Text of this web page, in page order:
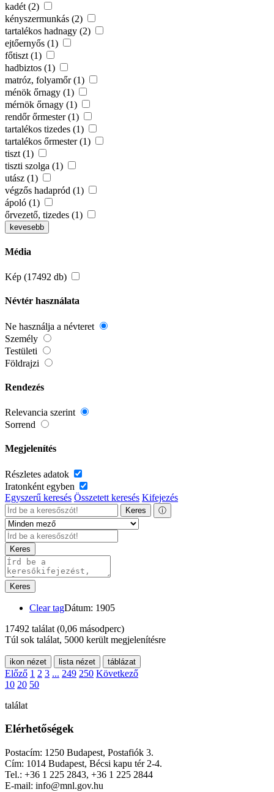
kadét (2)
kényszermunkás (2)
tartalékos hadnagy (2)
ejtőernyős (1)
főtiszt (1)
hadbiztos (1)
matróz, folyamőr (1)
ménök őrnagy (1)
mérnök őrnagy (1)
rendőr őrmester (1)
tartalékos tizedes (1)
tartalékos őrmester (1)
tiszt (1)
tiszti szolga (1)
utász (1)
végzős hadapród (1)
ápoló (1)
őrvezető, tizedes (1)
kevesebb
Média
Kép (17492 db)
Névtér használata
Ne használja a névteret
Személy
Testületi
Földrajzi
Rendezés
Relevancia szerint
Sorrend
Megjelenítés
Részletes adatok
Iratonként egyben
Egyszerű keresés Összetett keresés Kifejezés
Keres ⓘ
Keres
Keres
Clear tagDátum: 1905
17492 találat (0,06 másodperc)
Túl sok találat, 5000 került megjelenítésre
ikon nézet lista nézet táblázat
Előző 1 2 3 ... 249 250 Következő
10 20 50
találat
Elérhetőségek
Postacím: 1250 Budapest, Postafiók 3.
Cím: 1014 Budapest, Bécsi kapu tér 2-4.
Tel.: +36 1 225 2843, +36 1 225 2844
E-mail: info@mnl.gov.hu